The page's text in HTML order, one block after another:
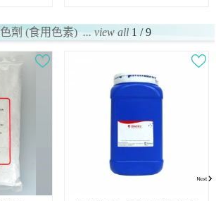
劑 (食用色素) ... view all 1 / 9